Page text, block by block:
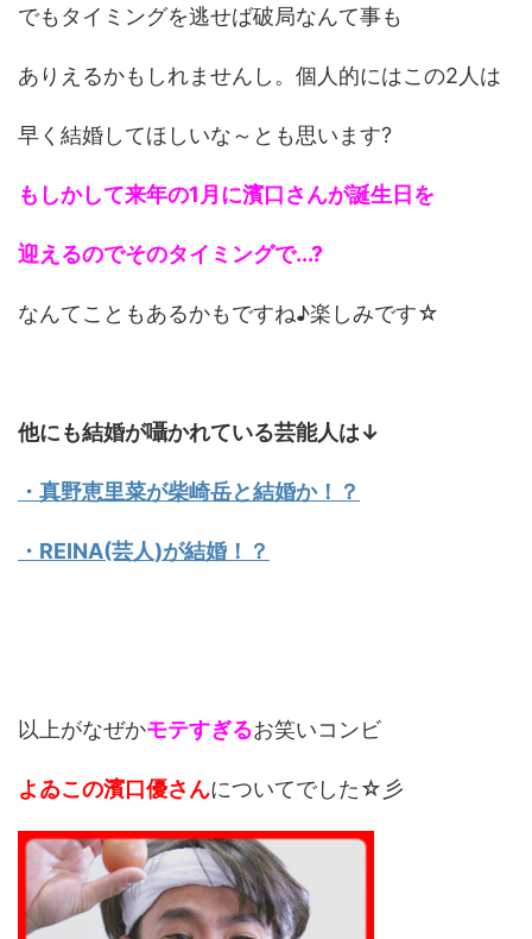
でもタイミングを逃せば破局なんて事も
ありえるかもしれませんし。個人的にはこの2人は
早く結婚してほしいな～とも思います?
もしかして来年の1月に濱口さんが誕生日を
迎えるのでそのタイミングで...?
なんてこともあるかもですね♪楽しみです☆
他にも結婚が囁かれている芸能人は↓
・真野恵里菜が柴崎岳と結婚か！？
・REINA(芸人)が結婚！？
以上がなぜかモテすぎるお笑いコンビ
よゐこの濱口優さんについてでした☆彡